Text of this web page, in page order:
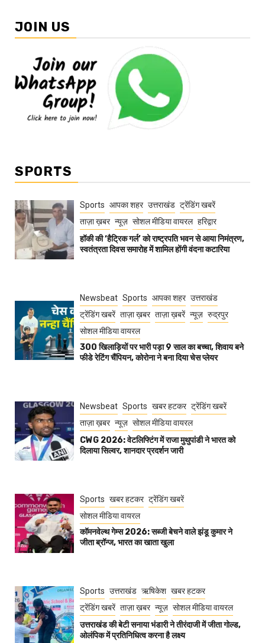
JOIN US
SPORTS
Sports आपका शहर उत्तराखंड ट्रेंडिंग खबरें
ताज़ा ख़बर न्यूज़ सोशल मीडिया वायरल हरिद्वार
हॉकी की ‘हैट्रिक गर्ल’ को राष्ट्रपति भवन से आया निमंत्रण,
स्वतंत्रता दिवस समारोह में शामिल होंगी वंदना कटारिया
Newsbeat Sports आपका शहर उत्तराखंड
ट्रेंडिंग खबरें ताज़ा ख़बर ताज़ा ख़बरें न्यूज़ रुद्रपुर
सोशल मीडिया वायरल
300 खिलाड़ियों पर भारी पड़ा 9 साल का बच्चा, शिवाय बने
फीडे रेटिंग चैंपियन, कोरोना ने बना दिया चेस प्लेयर
Newsbeat Sports खबर हटकर ट्रेंडिंग खबरें
ताज़ा ख़बर न्यूज़ सोशल मीडिया वायरल
CWG 2026: वेटलिफ्टिंग में राजा मुथुपांडी ने भारत को
दिलाया सिल्वर, शानदार प्रदर्शन जारी
Sports खबर हटकर ट्रेंडिंग खबरें
सोशल मीडिया वायरल
कॉमनवेल्थ गेम्स 2026: सब्जी बेचने वाले झंडू कुमार ने
जीता ब्रॉन्ज, भारत का खाता खुला
Sports उत्तराखंड ऋषिकेश खबर हटकर
ट्रेंडिंग खबरें ताज़ा ख़बर न्यूज़ सोशल मीडिया वायरल
उत्तराखंड की बेटी सनाया भंडारी ने तीरंदाजी में जीता गोल्ड,
ओलंपिक में प्रतिनिधित्व करना है लक्ष्य